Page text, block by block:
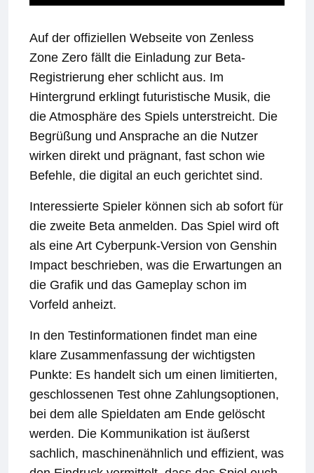
Auf der offiziellen Webseite von Zenless
Zone Zero fällt die Einladung zur Beta-
Registrierung eher schlicht aus. Im
Hintergrund erklingt futuristische Musik, die
die Atmosphäre des Spiels unterstreicht. Die
Begrüßung und Ansprache an die Nutzer
wirken direkt und prägnant, fast schon wie
Befehle, die digital an euch gerichtet sind.
Interessierte Spieler können sich ab sofort für
die zweite Beta anmelden. Das Spiel wird oft
als eine Art Cyberpunk-Version von Genshin
Impact beschrieben, was die Erwartungen an
die Grafik und das Gameplay schon im
Vorfeld anheizt.
In den Testinformationen findet man eine
klare Zusammenfassung der wichtigsten
Punkte: Es handelt sich um einen limitierten,
geschlossenen Test ohne Zahlungsoptionen,
bei dem alle Spieldaten am Ende gelöscht
werden. Die Kommunikation ist äußerst
sachlich, maschinenähnlich und effizient, was